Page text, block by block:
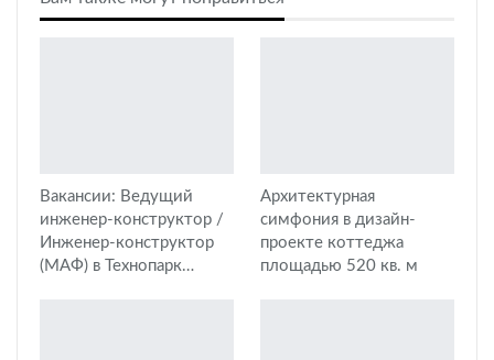
Вакансии: Ведущий
инженер-конструктор /
Инженер-конструктор
(МАФ) в Технопарк…
Архитектурная
симфония в дизайн-
проекте коттеджа
площадью 520 кв. м